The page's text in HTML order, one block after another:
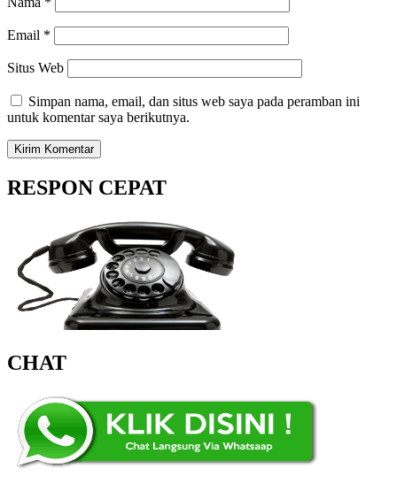
Email *
Situs Web
Simpan nama, email, dan situs web saya pada peramban ini
untuk komentar saya berikutnya.
RESPON CEPAT
CHAT